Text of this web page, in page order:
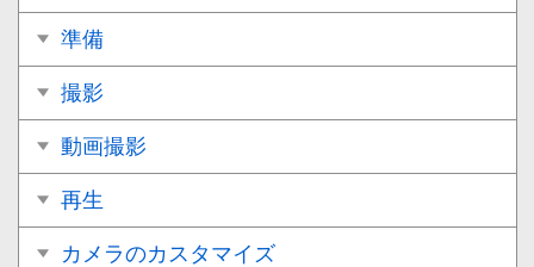
準備
撮影
動画撮影
再生
カメラのカスタマイズ